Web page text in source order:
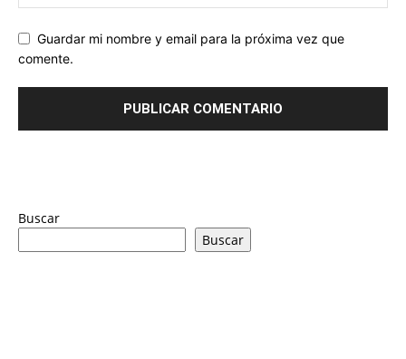
Guardar mi nombre y email para la próxima vez que
comente.
Buscar
Buscar